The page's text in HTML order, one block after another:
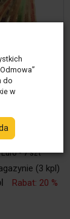
- 7 szt
(3 kpl)
Rabat: 20 %
do
w